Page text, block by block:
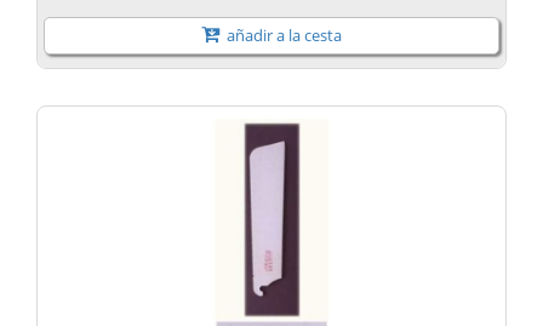
añadir a la cesta